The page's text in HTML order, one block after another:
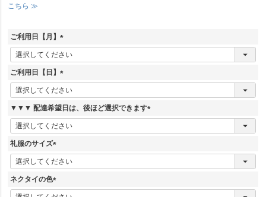
こちら ≫
ご利用日【月】
(
必
須
)
ご利用日【日】
(
必
須
)
▼▼▼ 配達希望日は、後ほど選択できます
(
必
)
礼服のサイズ
(
必
須
)
ネクタイの色
(